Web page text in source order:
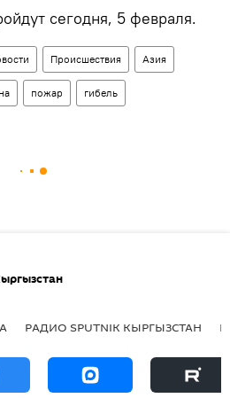
сегодня, 5 февраля.
Происшествия Азия
пожар гибель
РАДИО SPUTNIK КЫРГЫЗСТАН